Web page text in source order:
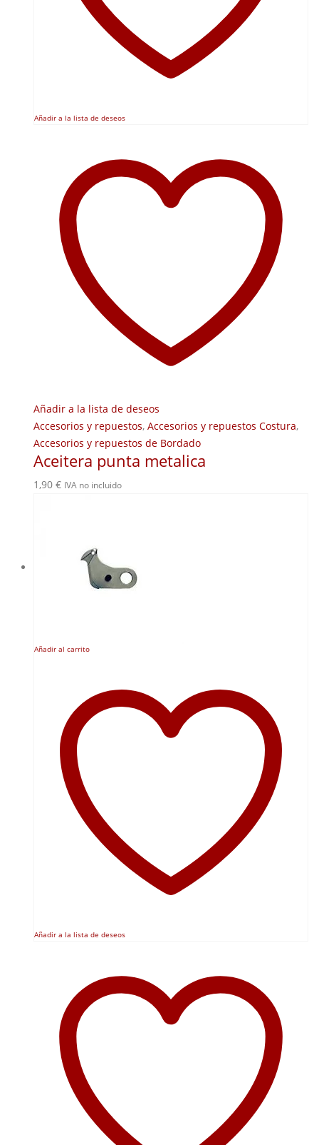
Añadir a la lista de deseos
Añadir a la lista de deseos
Accesorios y repuestos, Accesorios y repuestos Costura,
Accesorios y repuestos de Bordado
Aceitera punta metalica
1,90 € IVA no incluido
Añadir al carrito
Añadir a la lista de deseos